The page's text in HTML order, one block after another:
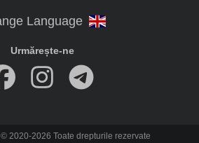
Urmărește-ne
© 2020-2026 Toate drepturile rezervate